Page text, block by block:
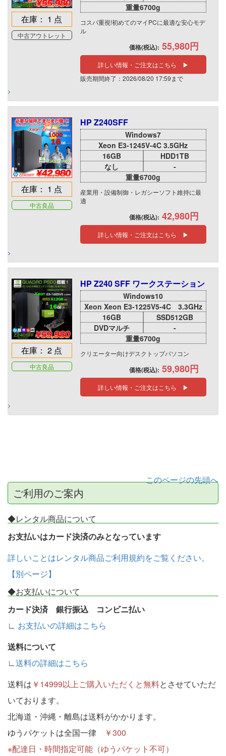
在庫： 1 点
中古アウトレット
重量6700g
コスパ重視!初めてのマイPCに最適な安心モデ
ル
価格(税込): 55,980円
詳しい情報・ご注文はこちら ▶
販売期間終了：2026/08/20 17:59まで
在庫： 1 点
中古良品
HP Z240SFF
Windows7
Xeon E3-1245V-4C 3.5GHz
16GB
HDD1TB
なし
-
重量6700g
産業用・設備制御・レガシーソフト維持に最
適
価格(税込): 42,980円
詳しい情報・ご注文はこちら ▶
在庫： 2 点
中古良品
HP Z240 SFF ワークステーション
Windows10
Xeon Xeon E3-1225V5-4C 3.3GHz
16GB
SSD512GB
DVDマルチ
-
重量6700g
クリエーター向けデスクトップパソコン
価格(税込): 59,980円
詳しい情報・ご注文はこちら ▶
このページの先頭へ
ご利用のご案内
◆レンタル商品について
お支払いはカード決済のみとなっています
詳しいことはレンタル商品ご利用規約をご覧ください。
【別ページ】
◆お支払いについて
カード決済 銀行振込 コンビニ払い
∟ お支払いの詳細はこちら
送料について
∟送料の詳細はこちら
送料は ￥14999以上ご購入いただくと無料とさせていただ
いております。
北海道・沖縄・離島は送料がかかります。
ゆうパケットは全国一律
￥300
※配達日・時間指定可能（ゆうパケット不可）